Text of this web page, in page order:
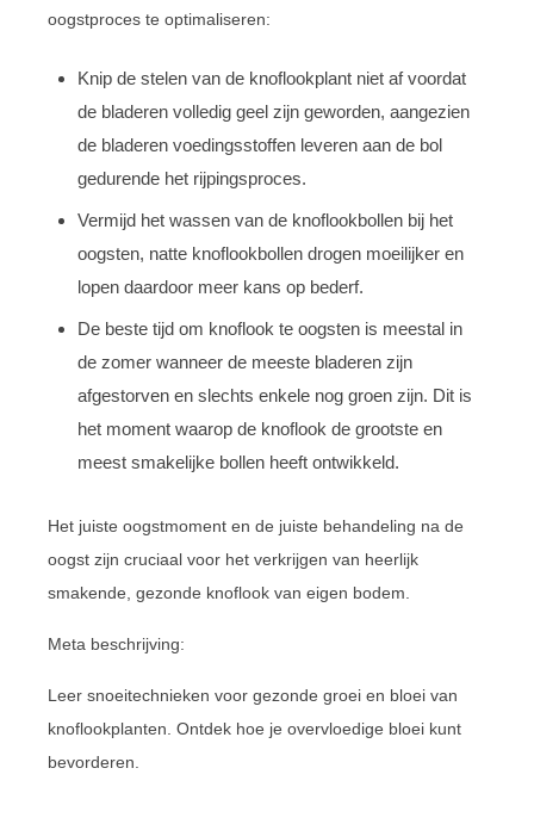
oogstproces te optimaliseren:
Knip de stelen van de knoflookplant niet af voordat
de bladeren volledig geel zijn geworden, aangezien
de bladeren voedingsstoffen leveren aan de bol
gedurende het rijpingsproces.
Vermijd het wassen van de knoflookbollen bij het
oogsten, natte knoflookbollen drogen moeilijker en
lopen daardoor meer kans op bederf.
De beste tijd om knoflook te oogsten is meestal in
de zomer wanneer de meeste bladeren zijn
afgestorven en slechts enkele nog groen zijn. Dit is
het moment waarop de knoflook de grootste en
meest smakelijke bollen heeft ontwikkeld.
Het juiste oogstmoment en de juiste behandeling na de
oogst zijn cruciaal voor het verkrijgen van heerlijk
smakende, gezonde knoflook van eigen bodem.
Meta beschrijving:
Leer snoeitechnieken voor gezonde groei en bloei van
knoflookplanten. Ontdek hoe je overvloedige bloei kunt
bevorderen.